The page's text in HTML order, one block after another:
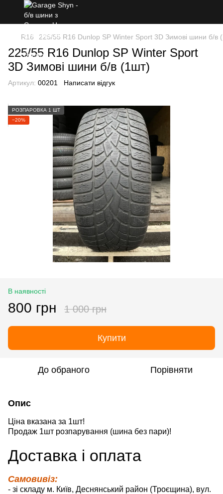
R16 225/55 R16 Dunlop SP Winter Sport 3D Зимові шини б/в
225/55 R16 Dunlop SP Winter Sport
3D Зимові шини б/в (1шт)
Артикул: 00201 Написати відгук
РОЗПАРОВКА 1 ШТ
−20%
В наявності
800 грн 1 000 грн
Купити
До обраного Порівняти
Опис
Ціна вказана за 1шт!
Продаж 1шт розпарування (шина без пари)!
Доставка і оплата
Самовивіз:
- зі складу м. Київ, Деснянський район (Троєщина), вул.